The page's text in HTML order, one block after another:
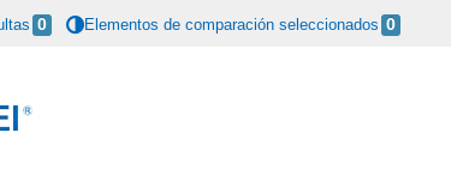
0 Elementos de comparación seleccionados 0